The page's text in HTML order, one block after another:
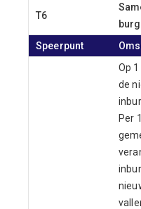
T6
Speerpunt
Op
de
Per